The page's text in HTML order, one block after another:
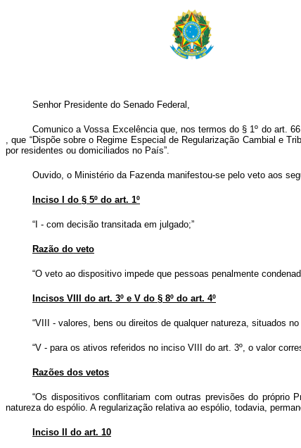
Senhor Presidente do Senado Federal,
Comunico a Vossa Excelência que, nos termos do § 1º do art.
, que “Dispõe sobre o Regime Especial de Regularização Cambial e
por residentes ou domiciliados no País”.
Ouvido, o Ministério da Fazenda manifestou-se pelo veto aos
Inciso I do § 5º do art. 1º
“I - com decisão transitada em julgado;”
Razão do veto
“O veto ao dispositivo impede que pessoas penalmente
Incisos VIII do art. 3º e V do § 8º do art. 4º
“VIII - valores, bens ou direitos de qualquer natureza, situados
“V - para os ativos referidos no inciso VIII do art. 3º, o valor
Razões dos vetos
“Os dispositivos conflitariam com outras previsões do próprio
natureza do espólio. A regularização relativa ao espólio, todavia,
Inciso II do art. 10